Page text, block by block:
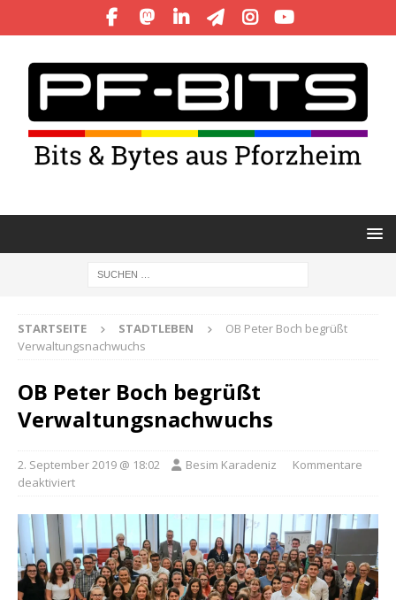
STARTSEITE STADTLEBEN
OB Peter Boch begrüßt
Verwaltungsnachwuchs
OB Peter Boch begrüßt
Verwaltungsnachwuchs
2. September 2019 @ 18:02 Besim Karadeniz
Kommentare
deaktiviert